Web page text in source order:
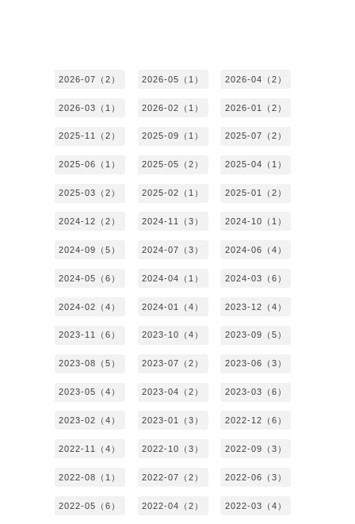
2026-07（2） 2026-05（1） 2026-04（2）
2026-03（1） 2026-02（1） 2026-01（2）
2025-11（2） 2025-09（1） 2025-07（2）
2025-06（1） 2025-05（2） 2025-04（1）
2025-03（2） 2025-02（1） 2025-01（2）
2024-12（2） 2024-11（3） 2024-10（1）
2024-09（5） 2024-07（3） 2024-06（4）
2024-05（6） 2024-04（1） 2024-03（6）
2024-02（4） 2024-01（4） 2023-12（4）
2023-11（6） 2023-10（4） 2023-09（5）
2023-08（5） 2023-07（2） 2023-06（3）
2023-05（4） 2023-04（2） 2023-03（6）
2023-02（4） 2023-01（3） 2022-12（6）
2022-11（4） 2022-10（3） 2022-09（3）
2022-08（1） 2022-07（2） 2022-06（3）
2022-05（6） 2022-04（2） 2022-03（4）